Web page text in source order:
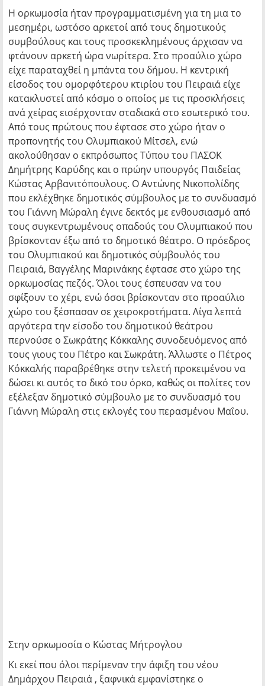
Η ορκωμοσία ήταν προγραμματισμένη για τη μια το
μεσημέρι, ωστόσο αρκετοί από τους δημοτικούς
συμβούλους και τους προσκεκλημένους άρχισαν να
φτάνουν αρκετή ώρα νωρίτερα. Στο προαύλιο χώρο
είχε παραταχθεί η μπάντα του δήμου. Η κεντρική
είσοδος του ομορφότερου κτιρίου του Πειραιά είχε
κατακλυστεί από κόσμο ο οποίος με τις προσκλήσεις
ανά χείρας εισέρχονταν σταδιακά στο εσωτερικό του.
Από τους πρώτους που έφτασε στο χώρο ήταν ο
προπονητής του Ολυμπιακού Μίτσελ, ενώ
ακολούθησαν ο εκπρόσωπος Τύπου του ΠΑΣΟΚ
Δημήτρης Καρύδης και ο πρώην υπουργός Παιδείας
Κώστας Αρβανιτόπουλους. Ο Αντώνης Νικοπολίδης
που εκλέχθηκε δημοτικός σύμβουλος με το συνδυασμό
του Γιάννη Μώραλη έγινε δεκτός με ενθουσιασμό από
τους συγκεντρωμένους οπαδούς του Ολυμπιακού που
βρίσκονταν έξω από το δημοτικό θέατρο. Ο πρόεδρος
του Ολυμπιακού και δημοτικός σύμβουλός του
Πειραιά, Βαγγέλης Μαρινάκης έφτασε στο χώρο της
ορκωμοσίας πεζός. Όλοι τους έσπευσαν να του
σφίξουν το χέρι, ενώ όσοι βρίσκονταν στο προαύλιο
χώρο του ξέσπασαν σε χειροκροτήματα. Λίγα λεπτά
αργότερα την είσοδο του δημοτικού θεάτρου
περνούσε ο Σωκράτης Κόκκαλης συνοδευόμενος από
τους γιους του Πέτρο και Σωκράτη. Άλλωστε ο Πέτρος
Κόκκαλής παραβρέθηκε στην τελετή προκειμένου να
δώσει κι αυτός το δικό του όρκο, καθώς οι πολίτες τον
εξέλεξαν δημοτικό σύμβουλο με το συνδυασμό του
Γιάννη Μώραλη στις εκλογές του περασμένου Μαΐου.
Στην ορκωμοσία ο Κώστας Μήτρογλου
Κι εκεί που όλοι περίμεναν την άφιξη του νέου
Δημάρχου Πειραιά , ξαφνικά εμφανίστηκε ο